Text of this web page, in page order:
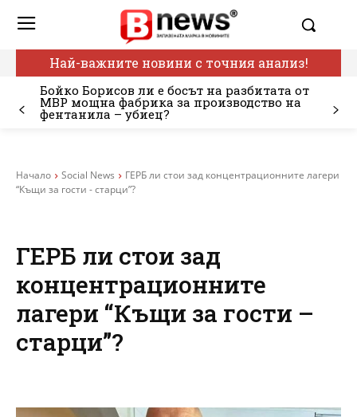
Най-важните новини с точния анализ!
Бойко Борисов ли е босът на разбитата от
МВР мощна фабрика за производство на
фентанила – убиец?
Начало Social News
ГЕРБ ли стои зад концентрационните лагери
“Къщи за гости - старци”?
ГЕРБ ли стои зад
концентрационните
лагери “Къщи за гости –
старци”?